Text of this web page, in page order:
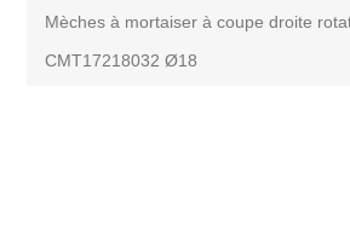
Mèches à mortaiser à coupe droite
CMT17218032 Ø18